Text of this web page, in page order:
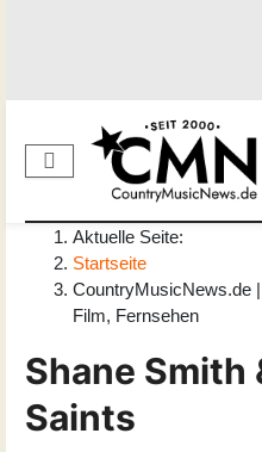
Aktuelle Seite:
Startseite
CountryMusicNews.de
Film, Fernsehen
Shane Smith
Saints